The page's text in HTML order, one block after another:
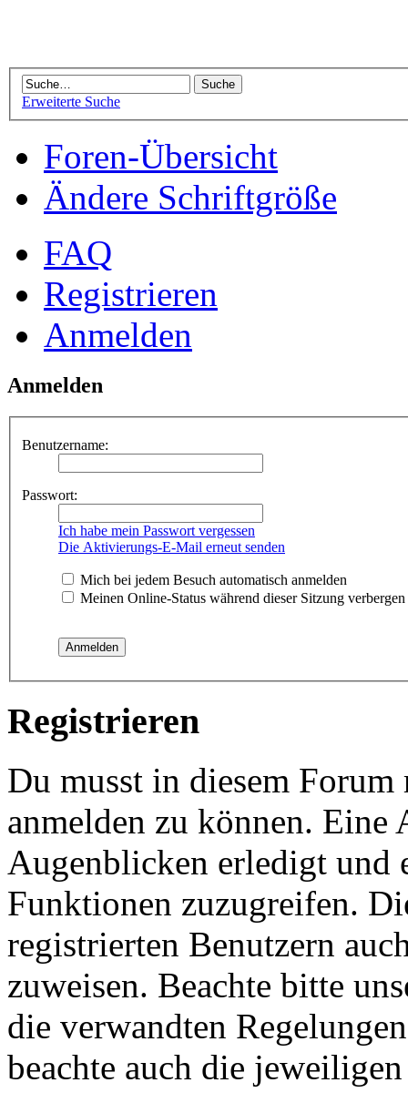
Erweiterte Suche
Foren-Übersicht
Ändere Schriftgröße
FAQ
Registrieren
Anmelden
Anmelden
Benutzername:
Passwort:
Ich habe mein Passwort vergessen
Die Aktivierungs-E-Mail erneut senden
Mich bei jedem Besuch automatisch anmelden
Meinen Online-Status während dieser Sitzung verbergen
Registrieren
Du musst in diesem
anmelden zu können.
Augenblicken erledigt und
Funktionen zuzugreifen.
registrierten Benutzern
zuweisen. Beachte bitte
die verwandten
beachte auch die